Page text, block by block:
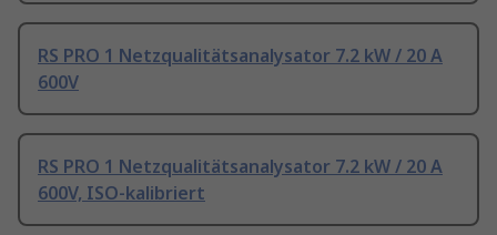
RS PRO 1 Netzqualitätsanalysator 7.2 kW / 20 A
600V
RS PRO 1 Netzqualitätsanalysator 7.2 kW / 20 A
600V, ISO-kalibriert